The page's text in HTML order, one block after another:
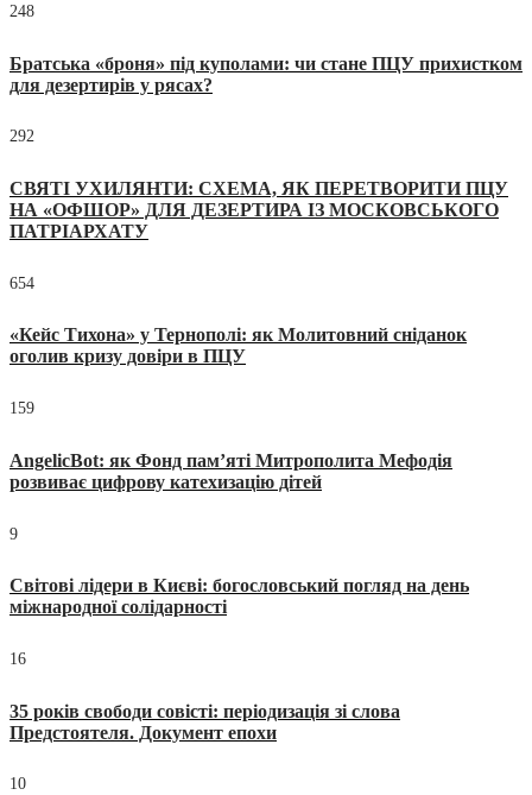
248
Братська «броня» під куполами: чи стане ПЦУ прихистком
для дезертирів у рясах?
292
СВЯТІ УХИЛЯНТИ: СХЕМА, ЯК ПЕРЕТВОРИТИ ПЦУ
НА «ОФШОР» ДЛЯ ДЕЗЕРТИРА ІЗ МОСКОВСЬКОГО
ПАТРІАРХАТУ
654
«Кейс Тихона» у Тернополі: як Молитовний сніданок
оголив кризу довіри в ПЦУ
159
AngelicBot: як Фонд пам’яті Митрополита Мефодія
розвиває цифрову катехизацію дітей
9
Світові лідери в Києві: богословський погляд на день
міжнародної солідарності
16
35 років свободи совісті: періодизація зі слова
Предстоятеля. Документ епохи
10